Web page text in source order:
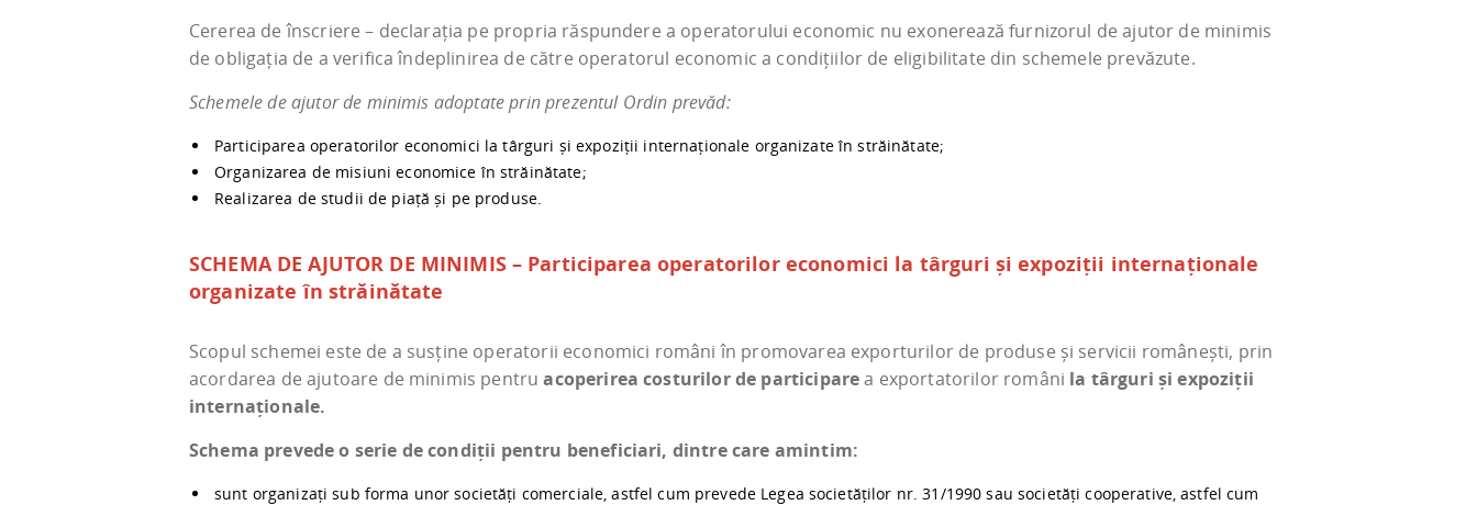
Cererea de înscriere – declarația pe propria răspundere a operatorului economic nu exonerează furnizorul de ajutor de minimis
de obligația de a verifica îndeplinirea de către operatorul economic a condițiilor de eligibilitate din schemele prevăzute.
Schemele de ajutor de minimis adoptate prin prezentul Ordin prevăd:
Participarea operatorilor economici la târguri și expoziții internaționale organizate în străinătate;
Organizarea de misiuni economice în străinătate;
Realizarea de studii de piață și pe produse.
SCHEMA DE AJUTOR DE MINIMIS – Participarea operatorilor economici la târguri și expoziții internaționale
organizate în străinătate
Scopul schemei este de a susține operatorii economici români în promovarea exporturilor de produse și servicii românești, prin
acordarea de ajutoare de minimis pentruacoperirea costurilor de participarea exportatorilor români la târguri și expoziții
internaționale.
Schema prevede o serie de condiții pentru beneficiari, dintre care amintim:
sunt organizați sub forma unor societăți comerciale, astfel cum prevede Legea societăților nr. 31/1990 sau societăți cooperative, astfel cum